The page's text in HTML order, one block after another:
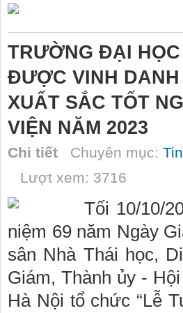
TRƯỜNG ĐẠI
ĐƯỢC VINH
XUẤT SẮC TỐT
VIỆN NĂM 2023
Chi tiết Chuyên mục:
Lượt xem: 3716
Tối 10/10/
niệm 69 năm Ngày
sân Nhà Thái học,
Giám, Thành ủy -
Hà Nội tổ chức “Lễ